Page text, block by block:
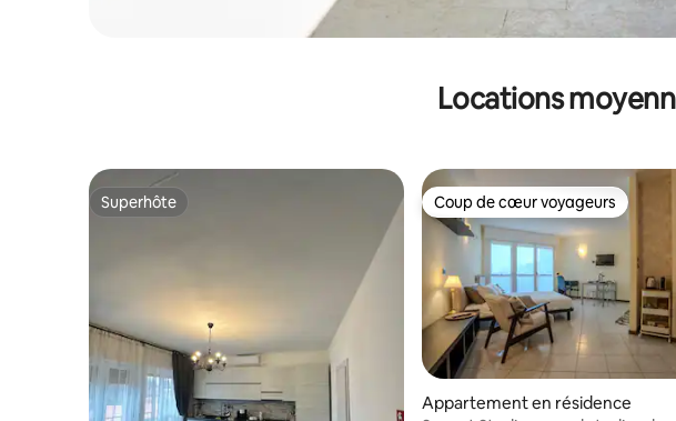
Locations
Superhôte
Superhôte Coup de cœur voyageurs
Coup de cœur voyageurs
Appartement en résidence